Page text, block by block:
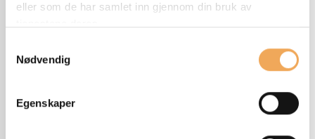
eller som de har samlet inn gjennom din bruk av
Nødvendig
Egenskaper